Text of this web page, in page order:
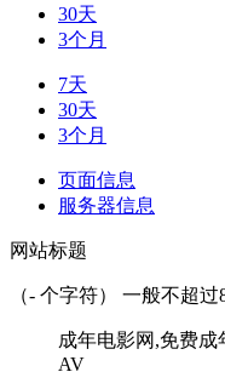
30天
3个月
7天
30天
3个月
页面信息
服务器信息
网站标题
（- 个字符） 一般不超过
成年电影网,免费
AV